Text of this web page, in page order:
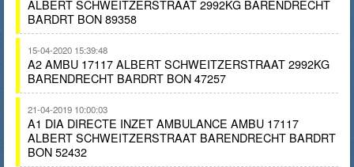
ALBERT SCHWEITZERSTRAAT 2992KG BARENDRECHT
BARDRT BON 89358
15-04-2020 15:39:48
A2 AMBU 17117 ALBERT SCHWEITZERSTRAAT 2992KG
BARENDRECHT BARDRT BON 47257
21-04-2019 10:00:03
A1 DIA DIRECTE INZET AMBULANCE AMBU 17117
ALBERT SCHWEITZERSTRAAT BARENDRECHT BARDRT
BON 52432